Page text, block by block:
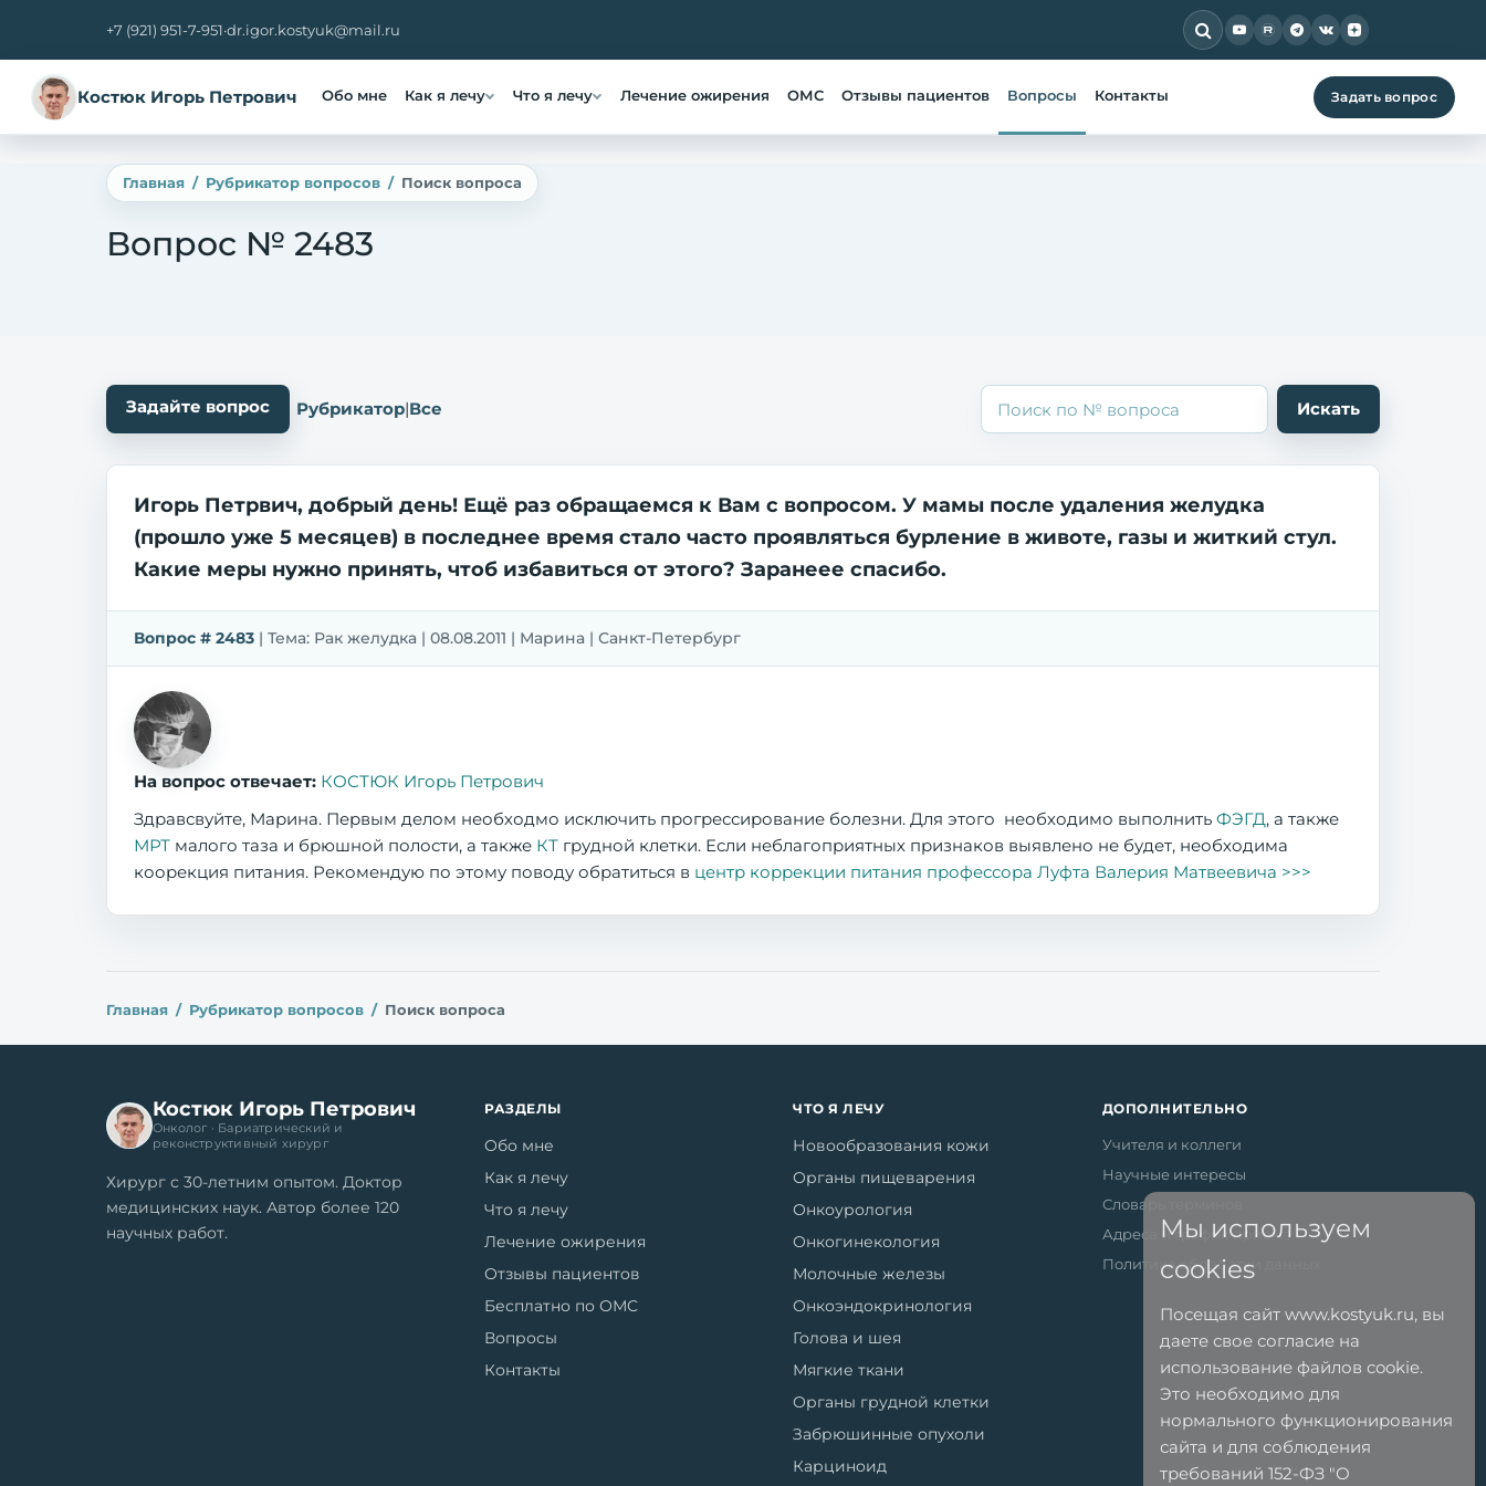
+7 (921) 951-7-951·dr.igor.kostyuk@mail.ru
Костюк Игорь Петрович Обо мне Как я лечу Что я лечу Лечение ожирения ОМС Отзывы пациентов Вопросы Контакты Задать вопрос
Главная Рубрикатор вопросов Поиск вопроса
Вопрос № 2483
Задайте вопрос Рубрикатор|Все
Игорь Петрвич, добрый день! Ещё раз обращаемся к Вам с вопросом. У мамы после удаления желудка
(прошло уже 5 месяцев) в последнее время стало часто проявляться бурление в животе, газы и житкий стул.
Какие меры нужно принять, чтоб избавиться от этого? Заранеее спасибо.
Вопрос # 2483 | Тема: Рак желудка | 08.08.2011 | Марина | Санкт-Петербург
На вопрос отвечает: КОСТЮК Игорь Петрович
Здравсвуйте, Марина. Первым делом необходмо исключить прогрессирование болезни. Для этого необходимо выполнить ФЭГД, а также
МРТ малого таза и брюшной полости, а также КТ грудной клетки. Если неблагоприятных признаков выявлено не будет, необходима
коорекция питания. Рекомендую по этому поводу обратиться в центр коррекции питания профессора Луфта Валерия Матвеевича >>>
Главная Рубрикатор вопросов Поиск вопроса
Костюк Игорь Петрович
Онколог · Бариатрический и
реконструктивный хирург
Хирург с 30-летним опытом. Доктор
медицинских наук. Автор более 120
научных работ.
РАЗДЕЛЫ
Обо мне
Как я лечу
Что я лечу
Лечение ожирения
Отзывы пациентов
Бесплатно по ОМС
Вопросы
Контакты
ЧТО Я ЛЕЧУ
Новообразования кожи
Органы пищеварения
Онкоурология
Онкогинекология
Молочные железы
Онкоэндокринология
Голова и шея
Мягкие ткани
Органы грудной клетки
Забрюшинные опухоли
Карциноид
ДОПОЛНИТЕЛЬНО
Учителя и коллеги
Научные интересы
Словарь терминов
Адреса и график приёма
Политика обработки данных
Мы используем
cookies
Посещая сайт www.kostyuk.ru, вы
даете свое согласие на
использование файлов cookie.
Это необходимо для
нормального функционирования
сайта и для соблюдения
требований 152-ФЗ "О